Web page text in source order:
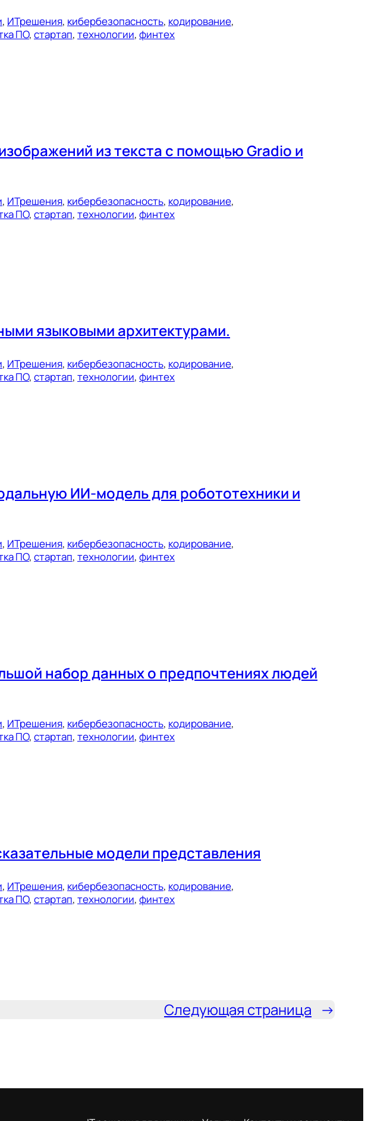
, ИТрешения, кибербезопасность, кодирование
ПО, стартап, технологии, финтех
из текста с помощью Gradio и
, ИТрешения, кибербезопасность, кодирование
ПО, стартап, технологии, финтех
языковыми архитектурами.
, ИТрешения, кибербезопасность, кодирование
ПО, стартап, технологии, финтех
ИИ-модель для робототехники и
, ИТрешения, кибербезопасность, кодирование
ПО, стартап, технологии, финтех
набор данных о предпочтениях людей
, ИТрешения, кибербезопасность, кодирование
ПО, стартап, технологии, финтех
модели представления
, ИТрешения, кибербезопасность, кодирование
ПО, стартап, технологии, финтех
Следующая страница →